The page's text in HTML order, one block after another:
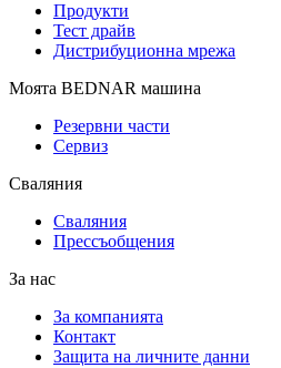
Продукти
Тест драйв
Дистрибуционна мрежа
Моята BEDNAR машина
Резервни части
Сервиз
Сваляния
Сваляния
Прессъобщения
За нас
За компанията
Контакт
Защита на личните данни